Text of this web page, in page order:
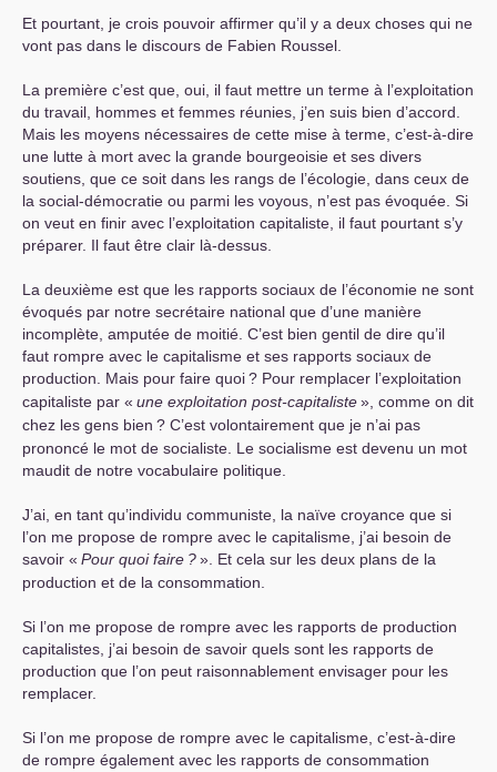
Et pourtant, je crois pouvoir affirmer qu’il y a deux choses qui ne
vont pas dans le discours de Fabien Roussel.
La première c’est que, oui, il faut mettre un terme à l’exploitation
du travail, hommes et femmes réunies, j’en suis bien d’accord.
Mais les moyens nécessaires de cette mise à terme, c’est-à-dire
une lutte à mort avec la grande bourgeoisie et ses divers
soutiens, que ce soit dans les rangs de l’écologie, dans ceux de
la social-démocratie ou parmi les voyous, n’est pas évoquée. Si
on veut en finir avec l’exploitation capitaliste, il faut pourtant s’y
préparer. Il faut être clair là-dessus.
La deuxième est que les rapports sociaux de l’économie ne sont
évoqués par notre secrétaire national que d’une manière
incomplète, amputée de moitié. C’est bien gentil de dire qu’il
faut rompre avec le capitalisme et ses rapports sociaux de
production. Mais pour faire quoi? Pour remplacer l’exploitation
capitaliste par « une exploitation post-capitaliste», comme on dit
chez les gens bien ? C’est volontairement que je n’ai pas
prononcé le mot de socialiste. Le socialisme est devenu un mot
maudit de notre vocabulaire politique.
J’ai, en tant qu’individu communiste, la naïve croyance que si
l’on me propose de rompre avec le capitalisme, j’ai besoin de
savoir « Pour quoi faire ?». Et cela sur les deux plans de la
production et de la consommation.
Si l’on me propose de rompre avec les rapports de production
capitalistes, j’ai besoin de savoir quels sont les rapports de
production que l’on peut raisonnablement envisager pour les
remplacer.
Si l’on me propose de rompre avec le capitalisme, c’est-à-dire
de rompre également avec les rapports de consommation